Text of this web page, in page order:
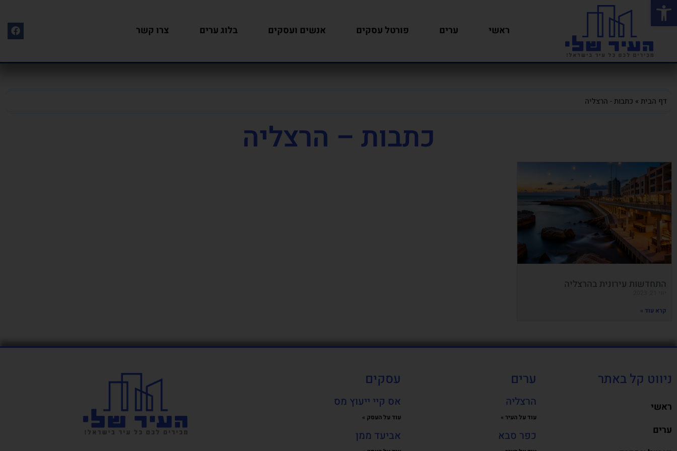
פתח סרגל נגישות
ראשי ערים פורטל עסקים אנשים ועסקים בלוג ערים צרו קשר
דף הבית » כתבות - הרצליה
כתבות – הרצליה
התחדשות עירונית בהרצליה
קרא עוד »
ניווט קל באתר
ראשי
ערים
ערים
הרצליה
עוד על העיר »
כפר סבא
עסקים
אס קיי ייעוץ מס
עוד על העסק »
אביעד ממן